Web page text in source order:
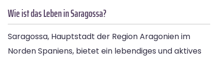
Wie ist das Leben in Saragossa?
Saragossa, Hauptstadt der Region Aragonien im
Norden Spaniens, bietet ein lebendiges und aktives